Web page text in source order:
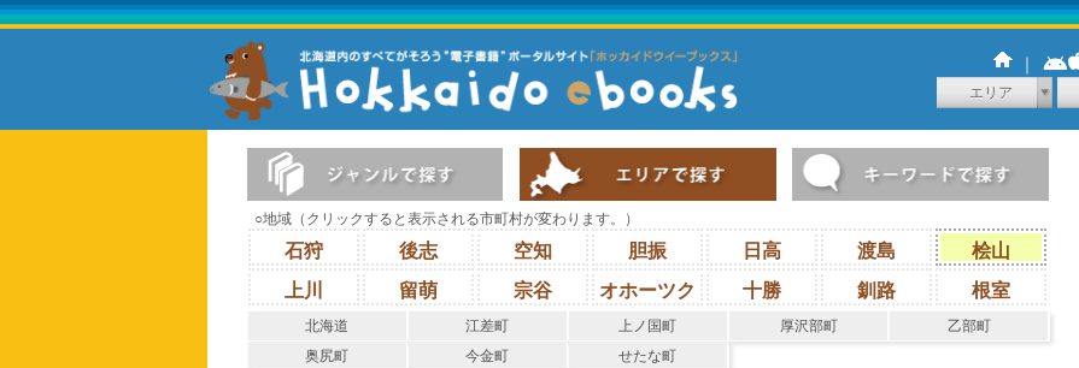
｜
エリア
○地域（クリックすると表示される市町村が変わります。）
石狩 後志 空知 胆振 日高 渡島
桧山
上川
留萌 宗谷 オホーツク 十勝 釧路 根室
北海道 江差町 上ノ国町 厚沢部町
乙部町
奥尻町
今金町 せたな町